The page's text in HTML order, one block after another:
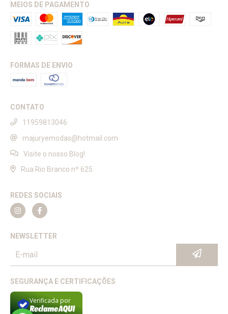
MEIOS DE PAGAMENTO
FORMAS DE ENVIO
CONTATO
11959813046
majuryemodas@hotmail.com
Visite o nosso Blog!
Rua Rio Branco nº 625
REDES SOCIAIS
NEWSLETTER
SEGURANÇA E CERTIFICAÇÕES
Verificada por